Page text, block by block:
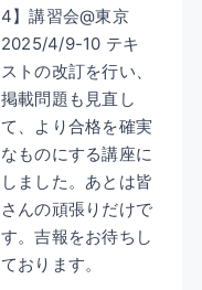
4】講習会@東京
2025/4/9-10 テキ
ストの改訂を行い、
掲載問題も見直し
て、より合格を確実
なものにする講座に
しました。あとは皆
さんの頑張りだけで
す。吉報をお待ちし
ております。